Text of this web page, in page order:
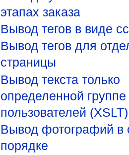
этапах заказа
Вывод тегов в виде
Вывод тегов для
страницы
Вывод текста только
определенной группе
пользователей (XSLT)
Вывод фотографий в
порядке